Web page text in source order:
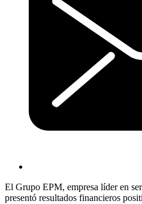
El Grupo EPM, empresa líder en
presentó resultados financieros